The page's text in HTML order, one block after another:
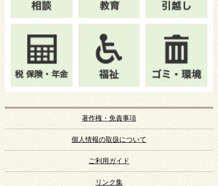
著作権・免責事項
個人情報の取扱について
ご利用ガイド
リンク集